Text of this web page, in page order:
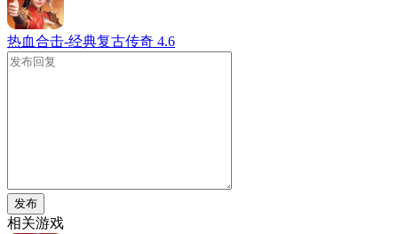
热血合击-经典复古传奇 4.6
发布
相关游戏